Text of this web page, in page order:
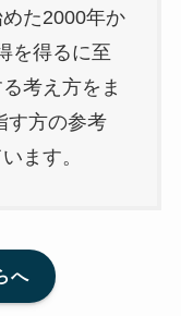
た2000年か
を得るに至
考え方をま
す方の参考
ます。
へ